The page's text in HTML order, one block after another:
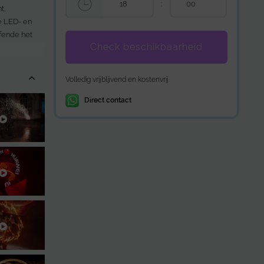
LED- en
het
en een
:
Check beschikbaarheid
Volledig vrijblijvend en kostenvrij
Direct contact